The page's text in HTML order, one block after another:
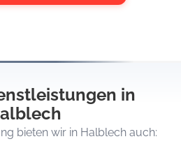
in
bieten wir in Halblech auch: